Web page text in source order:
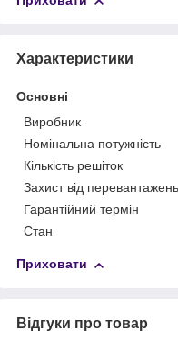
Характеристики
Основні
Виробник
Номінальна потужність
Кількість решіток
Захист від перевантажень
Гарантійний термін
Стан
Приховати
Відгуки про товар